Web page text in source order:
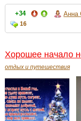
+34 Анна
16
Хорошее начало
отдых и путешествия